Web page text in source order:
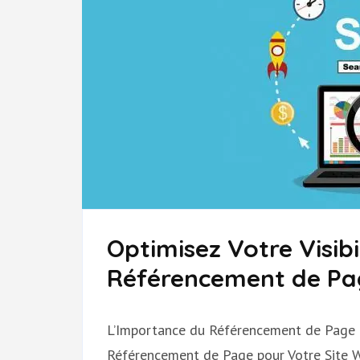
Optimisez Votre
Référencement de
L’Importance du Référencement de
Référencement de Page pour Votre Site